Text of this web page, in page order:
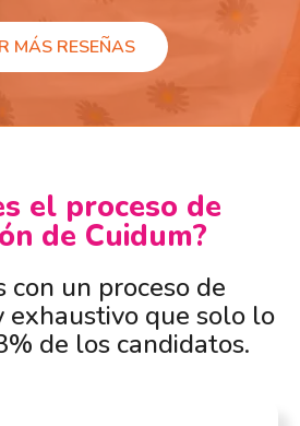
MÁS RESEÑAS
el proceso de
de Cuidum?
con un proceso de
exhaustivo que solo lo
de los candidatos.